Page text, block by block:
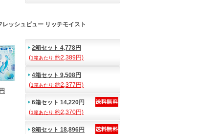
レッシュビュー リッチモイスト
2箱セット 4,778円
(1箱あたり:約2,389円)
4箱セット 9,508円
(1箱あたり:約2,377円)
6箱セット 14,220円
(1箱あたり:約2,370円)
8箱セット 18,896円